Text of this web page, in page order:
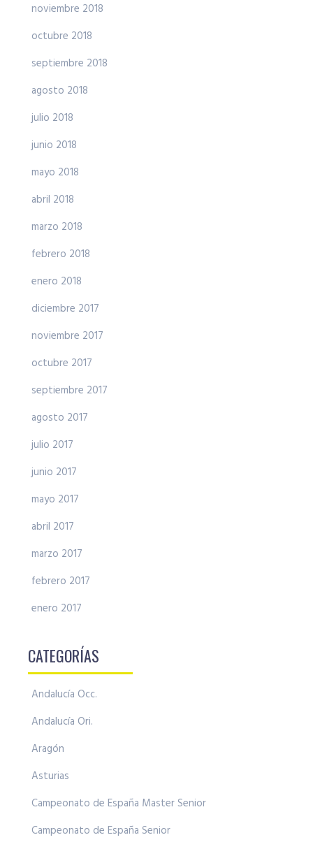
noviembre 2018
octubre 2018
septiembre 2018
agosto 2018
julio 2018
junio 2018
mayo 2018
abril 2018
marzo 2018
febrero 2018
enero 2018
diciembre 2017
noviembre 2017
octubre 2017
septiembre 2017
agosto 2017
julio 2017
junio 2017
mayo 2017
abril 2017
marzo 2017
febrero 2017
enero 2017
CATEGORÍAS
Andalucía Occ.
Andalucía Ori.
Aragón
Asturias
Campeonato de España Master Senior
Campeonato de España Senior